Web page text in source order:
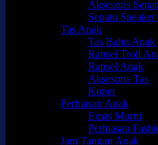
Aksesoris
Sepatu
Tas Anak
Tas Bahu Anak
Ransel Troli
Ransel Anak
Aksesoris Tas
Koper
Perhiasan Anak
Emas Murni
Perhiasan
Jam Tangan Anak